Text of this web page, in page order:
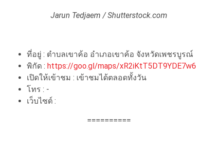
Jarun Tedjaem / Shutterstock.com
ที่อยู่ : ตำบลเขาค้อ อำเภอเขาค้อ จังหวัดเพชรบูรณ์
พิกัด : https://goo.gl/maps/xR2iKtT5DT9YDE7w6
เปิดให้เข้าชม : เข้าชมได้ตลอดทั้งวัน
โทร : -
เว็บไซต์ :
==========